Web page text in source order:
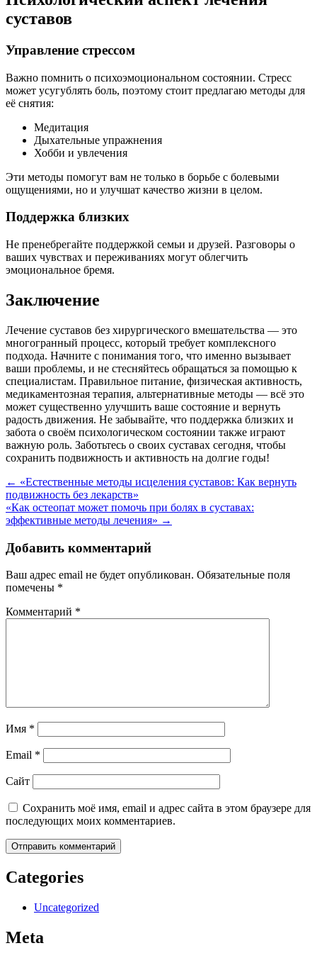
суставов
Управление стрессом
Важно помнить о психоэмоциональном состоянии. Стресс
может усугублять боль, поэтому стоит предлагаю методы для
её снятия:
Медитация
Дыхательные упражнения
Хобби и увлечения
Эти методы помогут вам не только в борьбе с болевыми
ощущениями, но и улучшат качество жизни в целом.
Поддержка близких
Не пренебрегайте поддержкой семьи и друзей. Разговоры о
ваших чувствах и переживаниях могут облегчить
эмоциональное бремя.
Заключение
Лечение суставов без хирургического вмешательства — это
многогранный процесс, который требует комплексного
подхода. Начните с понимания того, что именно вызывает
ваши проблемы, и не стесняйтесь обращаться за помощью к
специалистам. Правильное питание, физическая активность,
медикаментозная терапия, альтернативные методы — всё это
может существенно улучшить ваше состояние и вернуть
радость движения. Не забывайте, что поддержка близких и
забота о своём психологическом состоянии также играют
важную роль. Заботьтесь о своих суставах сегодня, чтобы
сохранить подвижность и активность на долгие годы!
Навигация
по
записям
← «Естественные методы исцеления суставов: Как вернуть
подвижность без лекарств»
«Как остеопат может помочь при болях в суставах:
эффективные методы лечения» →
Добавить комментарий
Ваш адрес email не будет опубликован. Обязательные поля
помечены *
Комментарий *
Имя *
Email *
Сайт
Сохранить моё имя, email и адрес сайта в этом браузере для
последующих моих комментариев.
Categories
Uncategorized
Meta